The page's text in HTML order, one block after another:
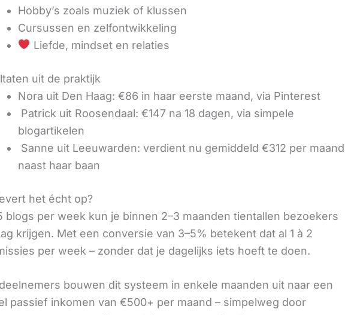
Hobby’s zoals muziek of klussen
Cursussen en zelfontwikkeling
Liefde, mindset en relaties
uit de praktijk
Nora uit Den Haag: €86 in haar eerste maand, via Pinterest
‍ Patrick uit Roosendaal: €147 na 18 dagen, via simpele
blogartikelen
‍ Sanne uit Leeuwarden: verdient nu gemiddeld €312 per maand
naast haar baan
het écht op?
blogs per week kun je binnen 2–3 maanden tientallen bezoekers
krijgen. Met een conversie van 3–5% betekent dat al 1 à 2
per week – zonder dat je dagelijks iets hoeft te doen.
bouwen dit systeem in enkele maanden uit naar een
passief inkomen van €500+ per maand – simpelweg door